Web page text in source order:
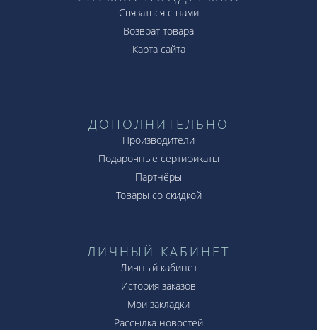
Связаться с нами
Возврат товара
Карта сайта
ДОПОЛНИТЕЛЬНО
Производители
Подарочные сертификаты
Партнёры
Товары со скидкой
ЛИЧНЫЙ КАБИНЕТ
Личный кабинет
История заказов
Мои закладки
Рассылка новостей